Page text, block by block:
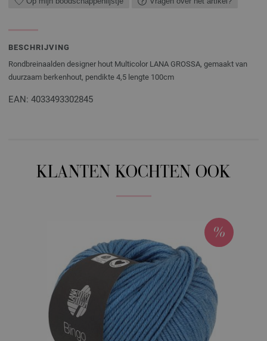
BESCHRIJVING
Rondbreinaalden designer hout Multicolor LANA GROSSA, gemaakt van
duurzaam berkenhout, pendikte 4,5 lengte 100cm
EAN: 4033493302845
KLANTEN KOCHTEN OOK